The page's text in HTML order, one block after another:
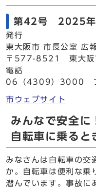
第42号 2025年
発行
東大阪市 市長公室 広
〒577-8521 東大阪
電話
06（4309）3000
市ウェブサイト
みんなで安全に
自転車に乗ると
みなさんは自転車の交
か。自転車は便利な乗
潜んでいます。事故に